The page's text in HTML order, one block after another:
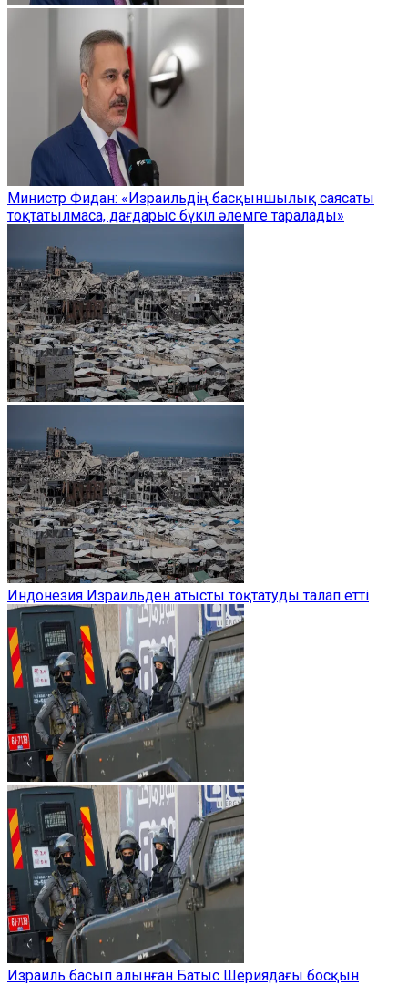
Министр Фидан: «Израильдің басқыншылық саясаты
тоқтатылмаса, дағдарыс бүкіл әлемге таралады»
Индонезия Израильден атысты тоқтатуды талап етті
Израиль басып алынған Батыс Шериядағы босқын